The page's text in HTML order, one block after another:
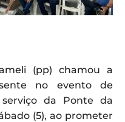
(pp) chamou a
no evento de
da Ponte da
(5), ao prometer